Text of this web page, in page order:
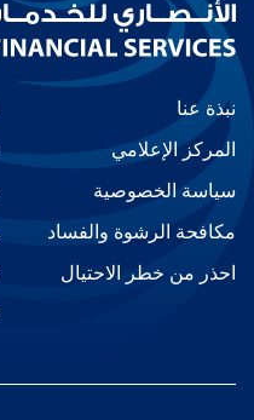
نبذة عنا
المركز الإعلامي
سياسة الخصوصية
مكافحة الرشوة والفساد
احذر من خطر الاحتيال